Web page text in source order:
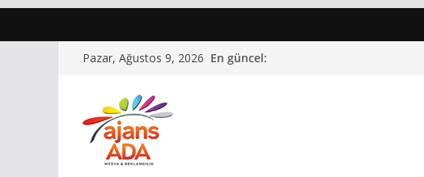
Pazar, Ağustos 9, 2026 En güncel: